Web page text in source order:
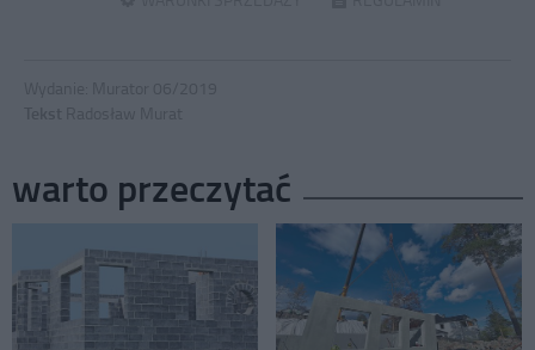
warto przeczytać